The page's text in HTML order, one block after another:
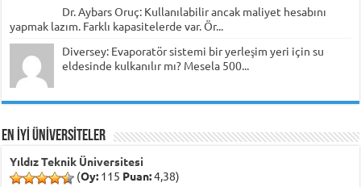
Dr. Aybars Oruç: Kullanılabilir ancak maliyet hesabını
yapmak lazım. Farklı kapasitelerde var. Ör...
Diversey: Evaporatör sistemi bir yerleşim yeri için su
eldesinde kulkanılır mı? Mesela 500...
EN İYİ ÜNİVERSİTELER
Yıldız Teknik Üniversitesi
(Oy: 115 Puan:4,38)